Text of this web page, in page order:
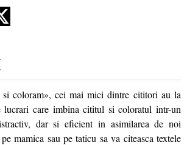
coloram», cei mai mici dintre cititori au la
lucrari care imbina cititul si coloratul intr-un
dar si eficient in asimilarea de noi
mamica sau pe taticu sa va citeasca textele